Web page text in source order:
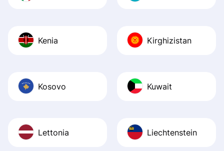
Kenia Kirghizistan
Kosovo Kuwait
Lettonia Liechtenstein